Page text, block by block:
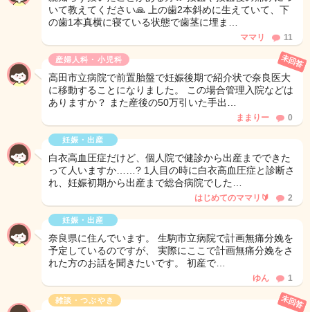
いて教えてください🙏 上の歯2本斜めに生えていて、下
の歯1本真横に寝ている状態で歯茎に埋ま…
ママリ 11
産婦人科・小児科
高田市立病院で前置胎盤で妊娠後期で紹介状で奈良医大
に移動することになりました。 この場合管理入院などは
ありますか？ また産後の50万引いた手出…
未回答
ままりー 0
妊娠・出産
白衣高血圧症だけど、個人院で健診から出産までできた
って人いますか……? 1人目の時に白衣高血圧症と診断さ
れ、妊娠初期から出産まで総合病院でした…
はじめてのママリ🔰 2
妊娠・出産
奈良県に住んでいます。 生駒市立病院で計画無痛分娩を
予定しているのですが、 実際にここで計画無痛分娩をさ
れた方のお話を聞きたいです。 初産で…
ゆん 1
雑談・つぶやき 未回答